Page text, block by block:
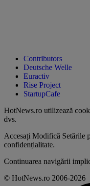
Contributors
Deutsche Welle
Euractiv
Rise Project
StartupCafe
HotNews.ro utilizează
dvs.
Accesați Modifică Setările
confidențialitate.
Continuarea navigării
© HotNews.ro 2006-2026